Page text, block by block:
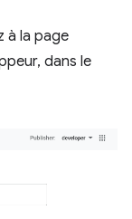
à la page
dans le